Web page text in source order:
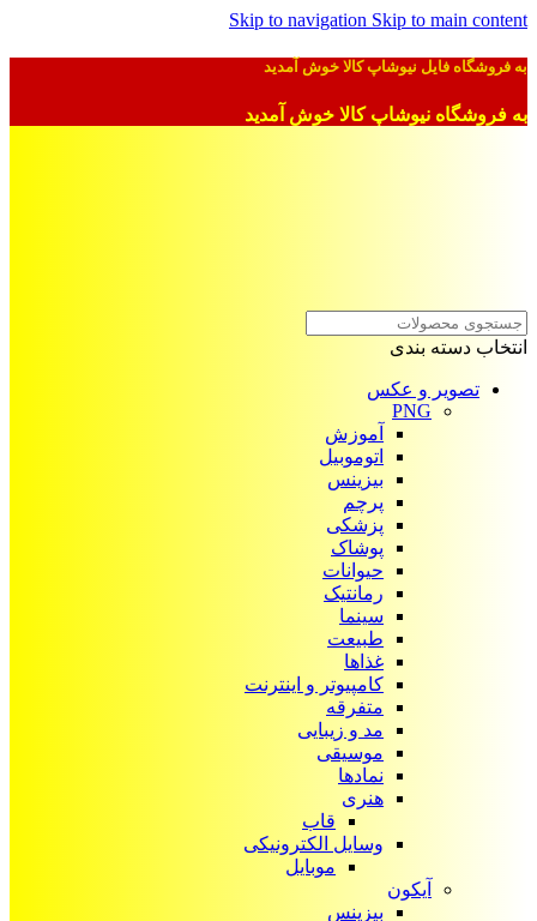
Skip to navigation Skip to main content
به فروشگاه فایل نیوشاپ کالا خوش آمدید
به فروشگاه نیوشاپ کالا خوش آمدید
انتخاب دسته بندی
تصویر و عکس
PNG
آموزش
اتوموبیل
بیزینس
پرچم
پزشکی
پوشاک
حیوانات
رمانتیک
سینما
طبیعت
غذاها
کامپیوتر و اینترنت
متفرقه
مد و زیبایی
موسیقی
نمادها
هنری
قاب
وسایل الکترونیکی
موبایل
آیکون‌
بیزینس